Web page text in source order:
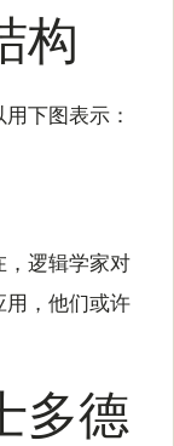
构
下图表示：
，逻辑学家对
用，他们或许
多德